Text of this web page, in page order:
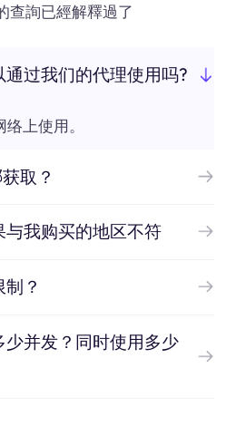
查詢已經解釋過了
过我们的代理使用吗?
上使用。
取？
我购买的地区不符
？
并发？同时使用多少